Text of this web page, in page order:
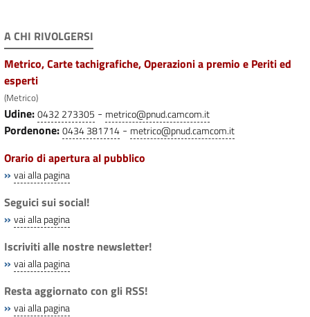
A CHI RIVOLGERSI
Metrico, Carte tachigrafiche, Operazioni a premio e Periti ed
esperti
(Metrico)
Udine:0432 273305 - metrico@pnud.camcom.it
Pordenone:0434 381714 - metrico@pnud.camcom.it
Orario di apertura al pubblico
» vai alla pagina
Seguici sui social!
» vai alla pagina
Iscriviti alle nostre newsletter!
» vai alla pagina
Resta aggiornato con gli RSS!
» vai alla pagina